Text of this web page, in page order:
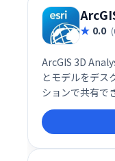
0.0
ArcGIS 3D
とモデルをデス
ションで共有で
次元解析機能
り精緻な空間情
の可視化や分
す。